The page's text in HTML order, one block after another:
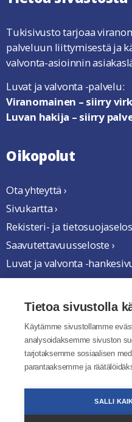
Tukisivusto tarjoaa
palveluun liittymisestä ja
valvonta-asioinnin
Luvat ja valvonta -palvelu:
Viranomainen – siirry
Luvan hakija – siirry
Oikopolut
Ota yhteyttä ›
Sivukartta ›
Rekisteri- ja
Saavutettavuusseloste ›
Luvat ja valvonta -
Tietoa sivustolla
Käytämme sivustollamme
analysoidaksemme sivuston
tarjotaksemme sosiaalisen
parantaaksemme ja
SALLI